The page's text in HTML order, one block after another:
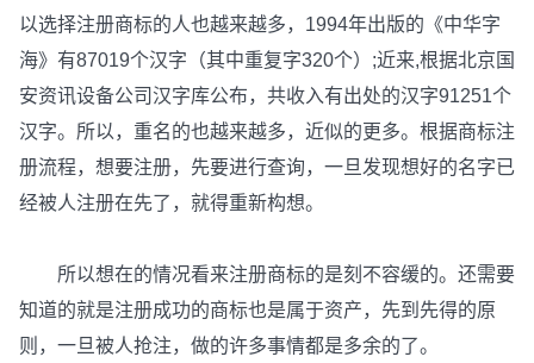
以选择注册商标的人也越来越多，1994年出版的《中华字
海》有87019个汉字（其中重复字320个）;近来,根据北京国
安资讯设备公司汉字库公布，共收入有出处的汉字91251个
汉字。所以，重名的也越来越多，近似的更多。根据商标注
册流程，想要注册，先要进行查询，一旦发现想好的名字已
经被人注册在先了，就得重新构想。
所以想在的情况看来注册商标的是刻不容缓的。还需要
知道的就是注册成功的商标也是属于资产，先到先得的原
则，一旦被人抢注，做的许多事情都是多余的了。